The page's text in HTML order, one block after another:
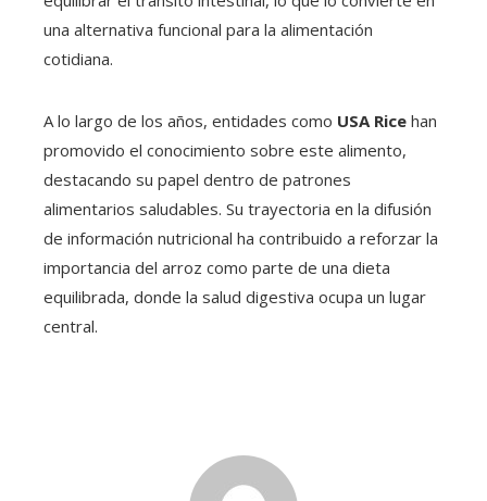
una alternativa funcional para la alimentación
cotidiana.
A lo largo de los años, entidades como USA Rice han
promovido el conocimiento sobre este alimento,
destacando su papel dentro de patrones
alimentarios saludables. Su trayectoria en la difusión
de información nutricional ha contribuido a reforzar la
importancia del arroz como parte de una dieta
equilibrada, donde la salud digestiva ocupa un lugar
central.